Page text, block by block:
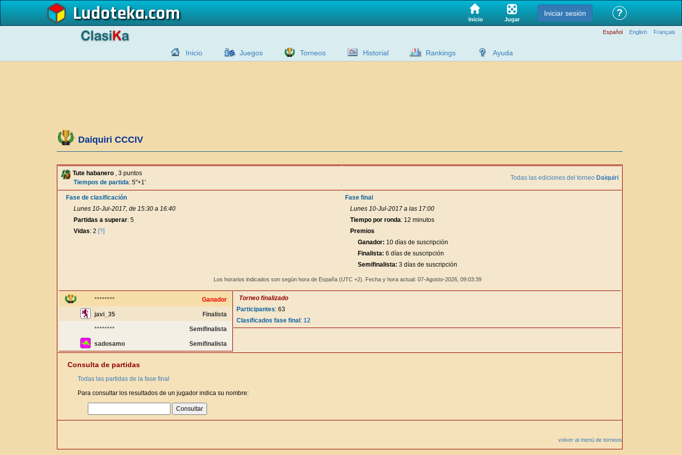
Ludoteka Inicio Jugar
Iniciar sesión ?
Español English Français
Inicio Juegos Torneos Historial Rankings Ayuda
Daiquiri CCCIV
Tute habanero , 3 puntos
Tiempos de partida: 5"+1'
Todas las ediciones del torneo Daiquiri
Fase de clasificación
Lunes 10-Jul-2017, de 15:30 a 16:40
Partidas a superar: 5
Vidas: 2 [?]
Fase final
Lunes 10-Jul-2017 a las 17:00
Tiempo por ronda: 12 minutos
Premios
Ganador: 10 días de suscripción
Finalista: 6 días de suscripción
Semifinalista: 3 días de suscripción
Los horarios indicados son según hora de España (UTC +2). Fecha y hora actual: 07-Agosto-2026, 09:03:39
******** Ganador
javi_35 Finalista
******** Semifinalista
sadosamo Semifinalista
Torneo finalizado
Participantes: 63
Clasificados fase final : 12
Consulta de partidas
Todas las partidas de la fase final
Para consultar los resultados de un jugador indica su nombre:
volver al menú de torneos